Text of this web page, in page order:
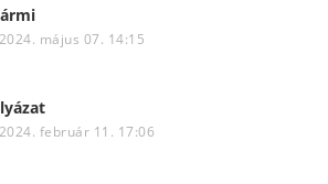
2024. május 07. 14:15
2024. február 11. 17:06